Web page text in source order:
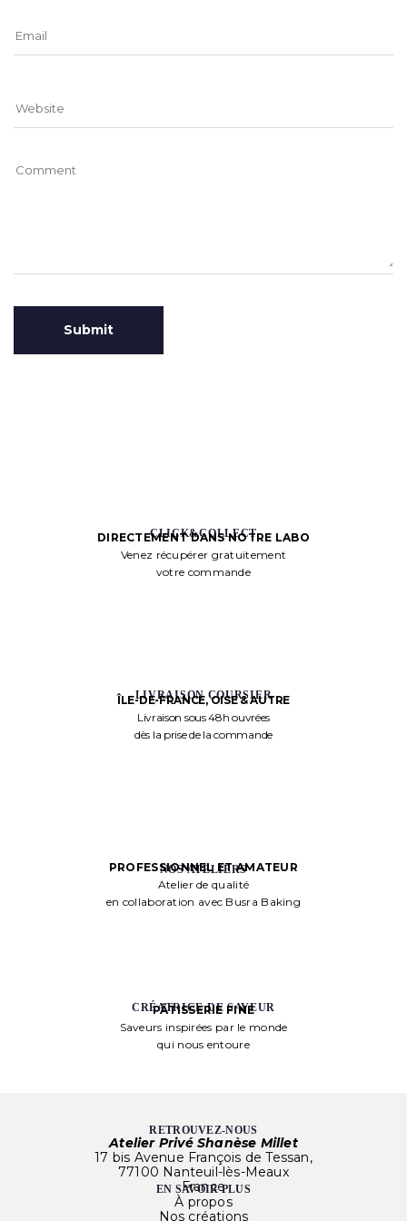
CLICK&COLLECT
DIRECTEMENT DANS NOTRE LABO
Venez récupérer gratuitement
votre commande
LIVRAISON COURSIER
ÎLE-DE-FRANCE, OISE & AUTRE
Livraison sous 48h ouvrées
dès la prise de la commande
NOS ATELIERS
PROFESSIONNEL ET AMATEUR
Atelier de qualité
en collaboration avec Busra Baking
CRÉATRICE DE SAVEUR
PÂTISSERIE FINE
Saveurs inspirées par le monde
qui nous entoure
RETROUVEZ-NOUS
Atelier Privé Shanèse Millet
17 bis Avenue François de Tessan,
77100 Nanteuil-lès-Meaux
France
EN SAVOIR PLUS
À propos
Nos créations